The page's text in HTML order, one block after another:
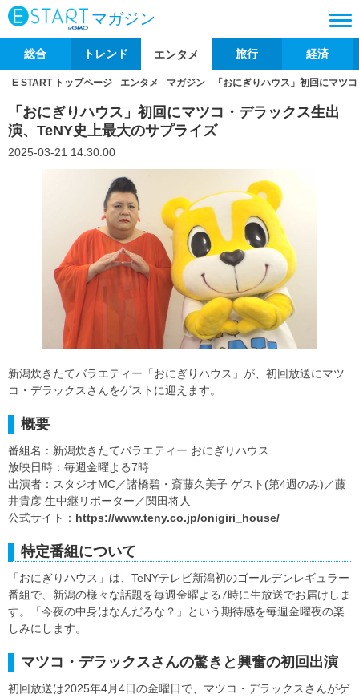
マガジン
総合 トレンド エンタメ 旅行 経済
E START トップページ エンタメ マガジン 「おにぎりハウス」初回にマツ
「おにぎりハウス」初回にマツコ・デラックス生出
演、TeNY史上最大のサプライズ
2025-03-21 14:30:00
新潟炊きたてバラエティー「おにぎりハウス」が、初回放送にマツ
コ・デラックスさんをゲストに迎えます。
概要
番組名：新潟炊きたてバラエティー おにぎりハウス
放映日時：毎週金曜よる7時
出演者：スタジオMC／諸橋碧・斎藤久美子 ゲスト(第4週のみ)／藤
井貴彦 生中継リポーター／関田将人
公式サイト： https://www.teny.co.jp/onigiri_house/
特定番組について
「おにぎりハウス」は、TeNYテレビ新潟初のゴールデンレギュラー
番組で、新潟の様々な話題を毎週金曜よる7時に生放送でお届けしま
す。「今夜の中身はなんだろな？」という期待感を毎週金曜夜の楽
しみにします。
マツコ・デラックスさんの驚きと興奮の初回出演
初回放送は2025年4月4日の金曜日で、マツコ・デラックスさんがゲ